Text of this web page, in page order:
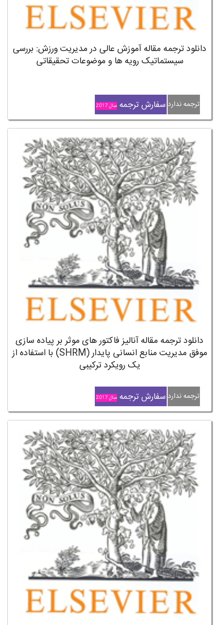
دانلود ترجمه مقاله آموزش عالی در مدیریت ورزش: بررسی
سیستماتیک رویه ها و موضوعات تحقیقاتی
ترجمه ندارد سفارش ترجمه سال 2017
دانلود ترجمه مقاله آنالیز فاکتور های موثر بر پیاده سازی
موفق مدیریت منابع انسانی پایدار (SHRM) با استفاده از
یک رویکرد ترکیبی
ترجمه ندارد سفارش ترجمه سال 2017